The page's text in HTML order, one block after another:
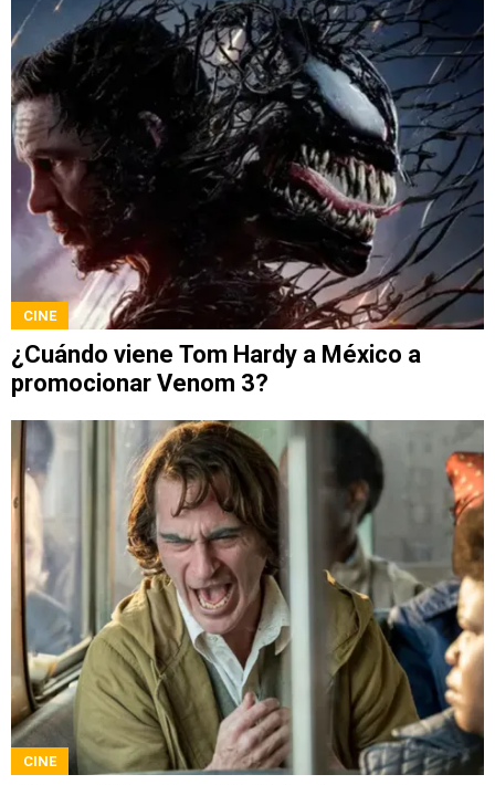
CINE
¿Cuándo viene Tom Hardy a México a
promocionar Venom 3?
CINE